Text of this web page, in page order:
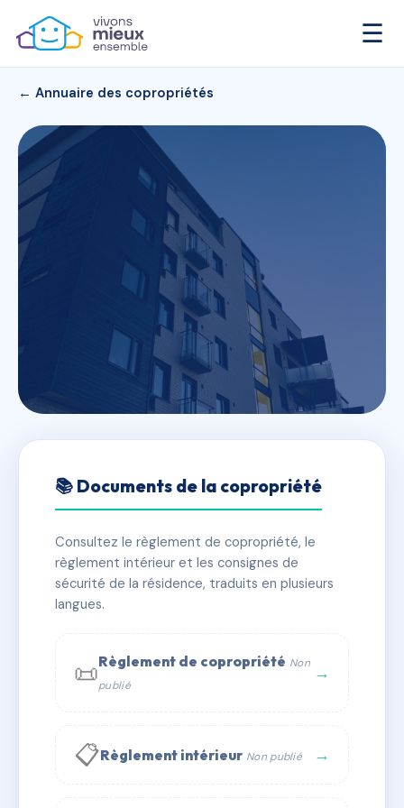
☰
← Annuaire des copropriétés
LE DUC D'AUMALE
✓ Immatriculée 🏠 59 lots 🏗 1 bâtiment(s)
📞 Contacter Syndic Digital
📚 Documents de la copropriété
Consultez le règlement de copropriété, le
règlement intérieur et les consignes de
sécurité de la résidence, traduits en plusieurs
langues.
📜Règlement de copropriété Non
publié
→
📋Règlement intérieur Non publié →